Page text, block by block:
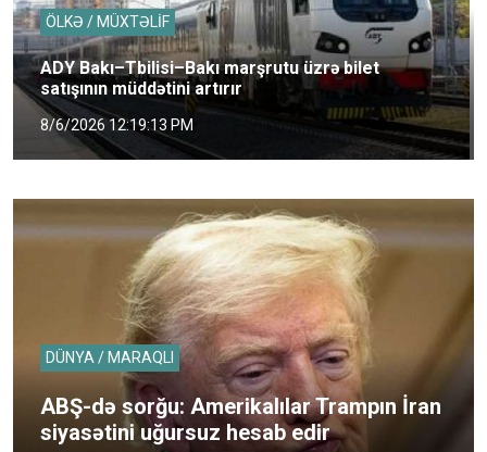
ÖLKƏ / MÜXTƏLİF
ADY Bakı–Tbilisi–Bakı marşrutu üzrə bilet
satışının müddətini artırır
8/6/2026 12:19:13 PM
DÜNYA / MARAQLI
ABŞ-də sorğu: Amerikalılar Trampın İran
siyasətini uğursuz hesab edir